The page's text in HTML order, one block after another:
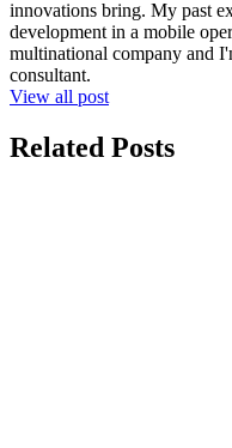
innovations bring. My past
development in a mobile
multinational company and
consultant.
View all post
Related Posts